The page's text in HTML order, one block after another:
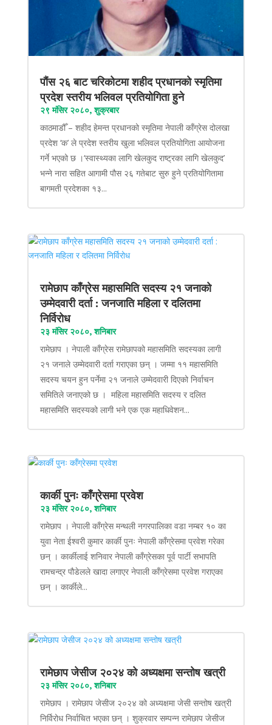
पौंस २६ बाट चरिकोटमा शहीद प्रधानको स्मृतिमा
प्रदेश स्तरीय भलिवल प्रतियोगिता हुने
२९ मंसिर २०८०, शुक्रबार
काठमाडौँ – शहीद हेमन्त प्रधानको स्मृतिमा नेपाली काँग्रेस दोलखा
प्रदेश ‘क’ ले प्रदेश स्तरीय खुला भलिवल प्रतियोगिता आयोजना
गर्ने भएको छ ।‘स्वास्थ्यका लागि खेलकुद राष्ट्रका लागि खेलकुद’
भन्ने नारा सहित आगामी पौस २६ गतेबाट सुरु हुने प्रतियोगितामा
बागमती प्रदेशका १३...
रामेछाप काँग्रेस महासमिति सदस्य २१ जनाको
उम्मेदवारी दर्ता : जनजाति महिला र दलितमा
निर्विरोध
२३ मंसिर २०८०, शनिबार
रामेछाप । नेपाली काँग्रेस रामेछापको महासमिति सदस्यका लागी
२१ जनाले उम्मेदवारी दर्ता गराएका छन् । जम्मा ११ महासमिति
सदस्य चयन हुन पर्नेमा २१ जनाले उम्मेदवारी दिएको निर्वाचन
समितिले जनाएको छ । महिला महासमिति सदस्य र दलित
महासमिति सदस्यको लागी भने एक एक महाधिवेशन...
कार्की पुनः काँग्रेसमा प्रवेश
२३ मंसिर २०८०, शनिबार
रामेछाप । नेपाली काँग्रेस मन्थली नगरपालिका वडा नम्बर १० का
युवा नेता ईश्वरी कुमार कार्की पुनः नेपाली काँग्रेसमा प्रवेश गरेका
छन् । कार्कीलाई शनिवार नेपाली काँग्रेसका पूर्व पार्टी सभापति
रामचन्द्र पौडेलले खादा लगाएर नेपाली काँग्रेसमा प्रवेश गराएका
छन् । कार्कीले...
रामेछाप जेसीज २०२४ को अध्यक्षमा सन्तोष खत्री
२३ मंसिर २०८०, शनिबार
रामेछाप । रामेछाप जेसीज २०२४ को अध्यक्षमा जेसी सन्तोष खत्री
निर्विरोध निर्वाचित भएका छन् । शुक्रवार सम्पन्न रामेछाप जेसीज